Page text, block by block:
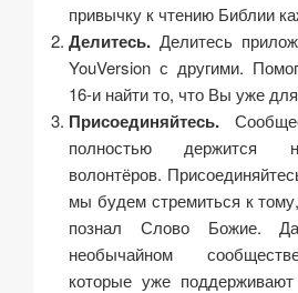
привычку к чтению Библии
Делитесь. Делитесь
YouVersion с другими.
16-и найти то, что Вы уже
Присоединяйтесь.
полностью держится
волонтёров.
мы будем стремиться к
познал Слово Божие.
необычайном
которые уже